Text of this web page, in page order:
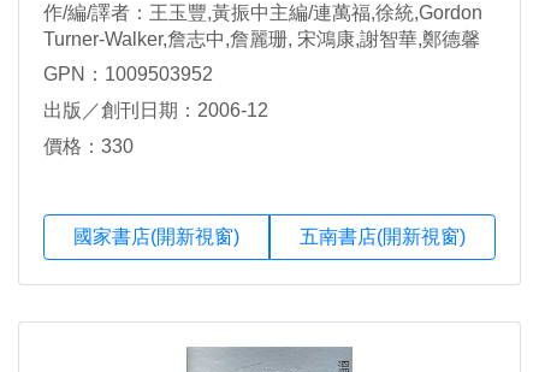
作/編/譯者：王玉豐,黃振中主編/連萬福,徐統,Gordon
Turner-Walker,詹志中,詹麗珊, 宋鴻康,謝智華,鄭德馨
著
GPN：1009503952
出版／創刊日期：2006-12
價格：330
國家書店(開新視窗) 五南書店(開新視窗)